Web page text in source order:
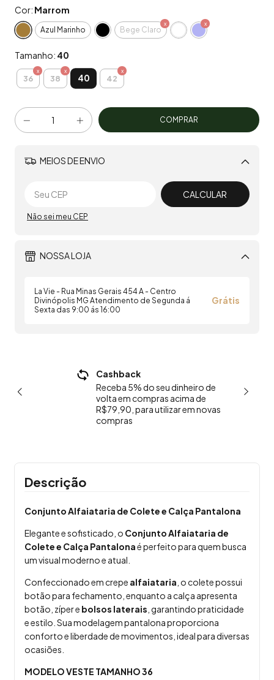
Cor: Marrom
Azul Marinho Bege Claro
Tamanho: 40
36 38 40 42
MEIOS DE ENVIO
Alterar CEP
CALCULAR
Não sei meu CEP
NOSSA LOJA
La Vie - Rua Minas Gerais 454 A - Centro
Divinópolis MG Atendimento de Segunda á
Sexta das 9:00 ás 16:00
Grátis
Cashback
Receba 5% do seu dinheiro de
volta em compras acima de
R$79,90, para utilizar em novas
compras
Descrição
Conjunto Alfaiataria de Colete e Calça Pantalona
Elegante e sofisticado, o Conjunto Alfaiataria de
Colete e Calça Pantalonaé perfeito para quem busca
um visual moderno e atual.
Confeccionado em crepe alfaiataria , o colete possui
botão para fechamento, enquanto a calça apresenta
botão, zíper e bolsos laterais , garantindo praticidade
e estilo. Sua modelagem pantalona proporciona
conforto e liberdade de movimentos, ideal para diversas
ocasiões.
MODELO VESTE TAMANHO 36